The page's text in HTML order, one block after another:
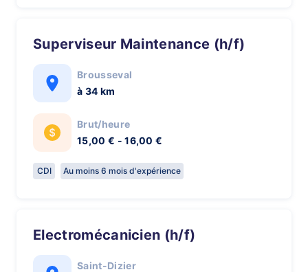
Superviseur Maintenance (h/f)
Brousseval
à 34 km
Brut/heure
15,00 € - 16,00 €
CDI Au moins 6 mois d'expérience
Electromécanicien (h/f)
Saint-Dizier